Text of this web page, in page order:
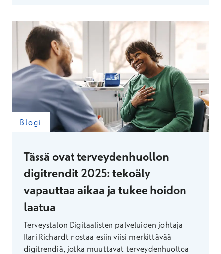
Blogi
Tässä ovat terveydenhuollon
digitrendit 2025: tekoäly
vapauttaa aikaa ja tukee hoidon
laatua
Terveystalon Digitaalisten palveluiden johtaja
Ilari Richardt nostaa esiin viisi merkittävää
digitrendiä, jotka muuttavat terveydenhuoltoa